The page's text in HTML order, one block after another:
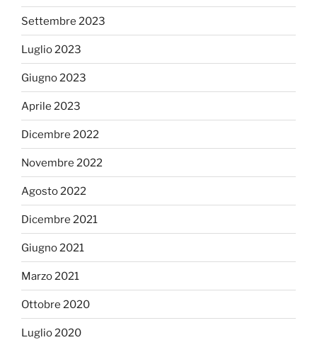
Settembre 2023
Luglio 2023
Giugno 2023
Aprile 2023
Dicembre 2022
Novembre 2022
Agosto 2022
Dicembre 2021
Giugno 2021
Marzo 2021
Ottobre 2020
Luglio 2020